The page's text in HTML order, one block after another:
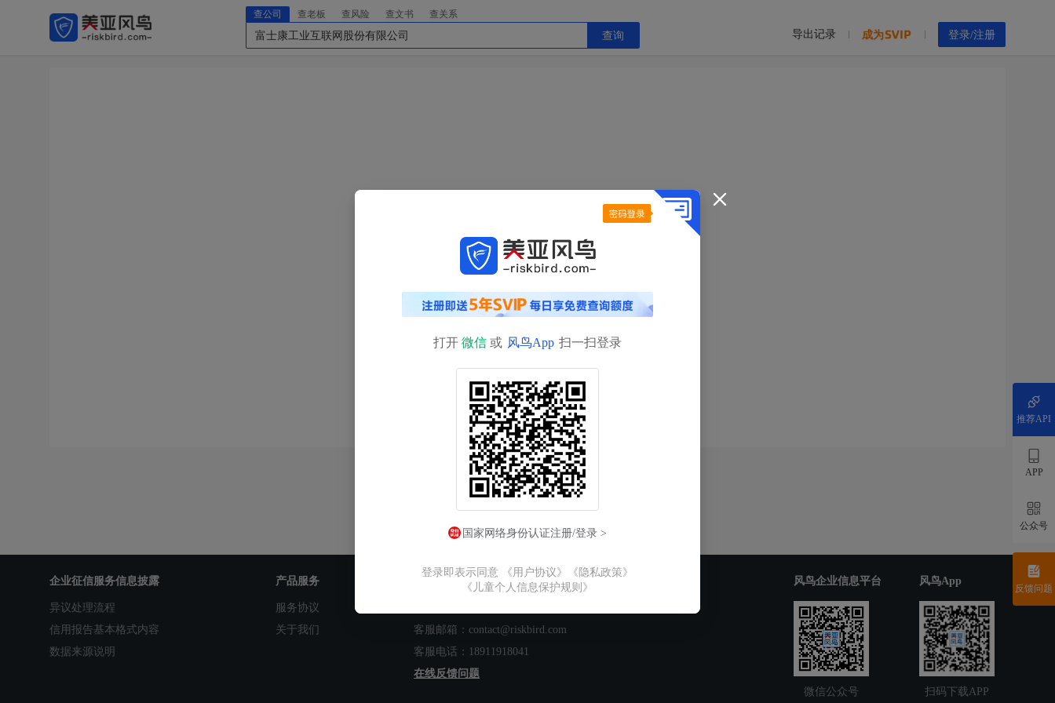
查公司 查老板 查风险 查文书 查关系
查询 导出记录 成为 登录/注册
明日0点自动恢复查询额度
如需立即查询，请充值获取更多查询额度>>
企业征信服务信息披露
异议处理流程
信用报告基本格式内容
数据来源说明
产品服务
服务协议
关于我们
联系我们
客服邮箱：contact@riskbird.com
客服电话：18911918041
在线反馈问题
风鸟企业信息平台
微信公众号
风鸟App
扫码下载APP
推荐API
APP
公众号
反馈问题
打开 微信 或 风鸟App 扫一扫登录
国家网络身份认证注册/登录 >
登录即表示同意 《用户协议》
《隐私政策》
《儿童个人信息保护规则》